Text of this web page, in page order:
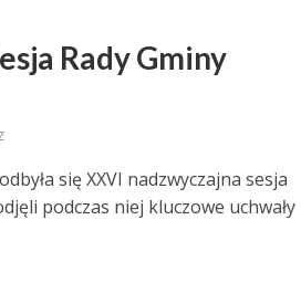
Rady Gminy
się XXVI nadzwyczajna sesja
podczas niej kluczowe uchwały